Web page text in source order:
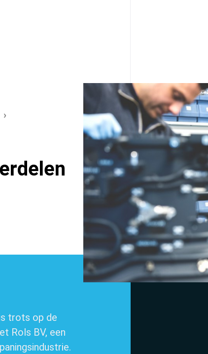
›
trots op de
Rols BV, een